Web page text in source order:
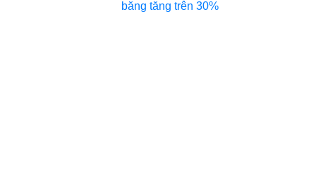
1